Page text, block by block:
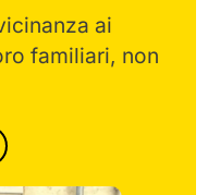
ai
familiari, non